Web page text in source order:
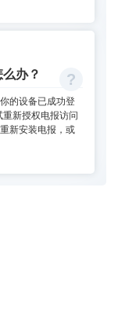
办？
的设备已成功登
新授权电报访问
新安装电报，或